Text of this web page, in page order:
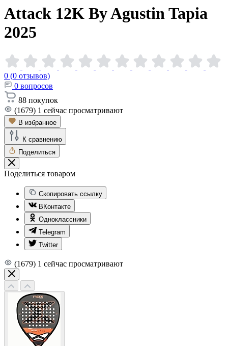
Attack 12K By Agustin Tapia
2025
0 (0 отзывов)
0 вопросов
88 покупок
(1679) 1 сейчас просматривают
В избранное
К сравнению
Поделиться
Поделиться товаром
Скопировать ссылку
ВКонтакте
Одноклассники
Telegram
Twitter
(1679) 1 сейчас просматривают